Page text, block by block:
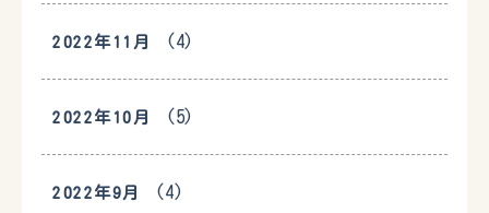
2022年11月 (4)
2022年10月 (5)
2022年9月 (4)